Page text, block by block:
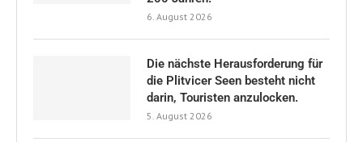
6. August 2026
Die nächste Herausforderung für
die Plitvicer Seen besteht nicht
darin, Touristen anzulocken.
5. August 2026